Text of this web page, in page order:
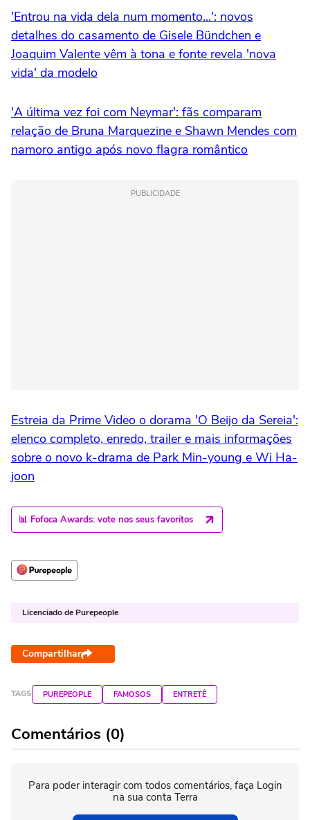
'Entrou na vida dela num momento...': novos
detalhes do casamento de Gisele Bündchen e
Joaquim Valente vêm à tona e fonte revela 'nova
vida' da modelo
'A última vez foi com Neymar': fãs comparam
relação de Bruna Marquezine e Shawn Mendes com
namoro antigo após novo flagra romântico
PUBLICIDADE
Estreia da Prime Video o dorama 'O Beijo da Sereia':
elenco completo, enredo, trailer e mais informações
sobre o novo k-drama de Park Min-young e Wi Ha-
joon
📊 Fofoca Awards: vote nos seus favoritos
Licenciado de Purepeople
Compartilhar
TAGS PUREPEOPLE FAMOSOS ENTRETÊ
Comentários (0)
Para poder interagir com todos comentários, faça Login
na sua conta Terra